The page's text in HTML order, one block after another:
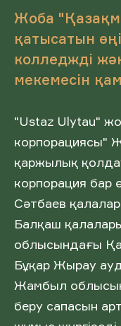
Жоба
қатысатын
колледжді
мекемесін
"Ustaz Ulytau"
корпорациясы"
қаржылық
корпорация бар
Сәтбаев
Балқаш
облысындағы
Бұқар Жырау
Жамбыл
беру сапасын